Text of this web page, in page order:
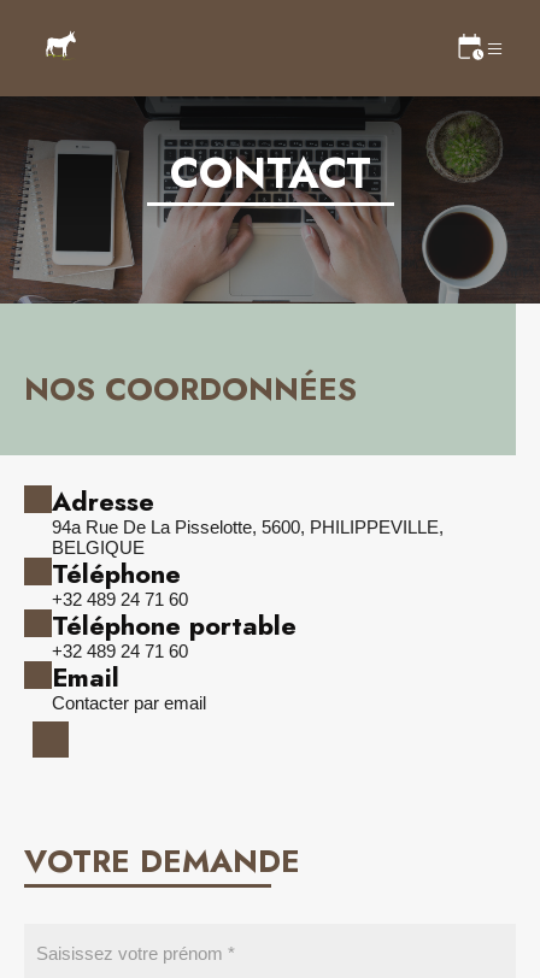
CONTACT
NOS COORDONNÉES
Adresse
94a Rue De La Pisselotte, 5600, PHILIPPEVILLE,
BELGIQUE
Téléphone
+32 489 24 71 60
Téléphone portable
+32 489 24 71 60
Email
Contacter par email
VOTRE DEMANDE